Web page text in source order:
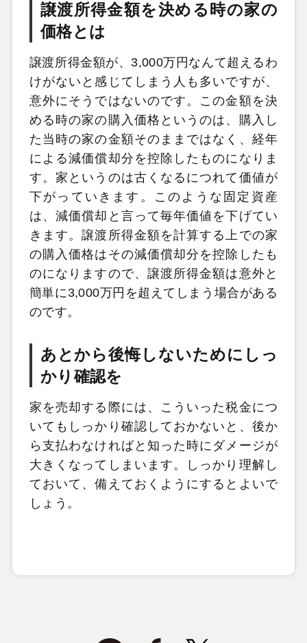
譲渡所得金額を決める時の家の
価格とは
譲渡所得金額が、3,000万円なんて超えるわ
けがないと感じてしまう人も多いですが、
意外にそうではないのです。この金額を決
める時の家の購入価格というのは、購入し
た当時の家の金額そのままではなく、経年
による減価償却分を控除したものになりま
す。家というのは古くなるにつれて価値が
下がっていきます。このような固定資産
は、減価償却と言って毎年価値を下げてい
きます。譲渡所得金額を計算する上での家
の購入価格はその減価償却分を控除したも
のになりますので、譲渡所得金額は意外と
簡単に3,000万円を超えてしまう場合がある
のです。
あとから後悔しないためにしっ
かり確認を
家を売却する際には、こういった税金につ
いてもしっかり確認しておかないと、後か
ら支払わなければと知った時にダメージが
大きくなってしまいます。しっかり理解し
ておいて、備えておくようにするとよいで
しょう。